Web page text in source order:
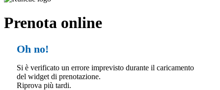
Prenota online
Oh no!
Si è verificato un errore imprevisto durante il caricamento
del widget di prenotazione.
Riprova più tardi.